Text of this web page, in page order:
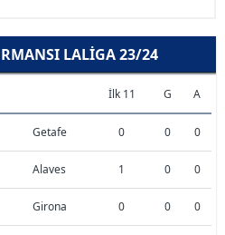
LALIGA 23/24
İlk 11 G A
Getafe 0 0 0
Alaves 1 0 0
Girona 0 0 0